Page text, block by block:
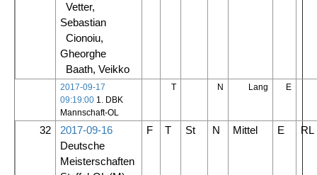
Vetter,
Sebastian
Cionoiu,
Gheorghe
Baath, Veikko
2017-09-17
09:19:00 1. DBK
Mannschaft-OL
T N Lang E
32
2017-09-16
Deutsche
Meisterschaften
F T St N Mittel E RL